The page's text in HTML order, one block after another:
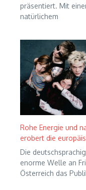
präsentiert. Mit
natürlichem
Rohe Energie und
erobert die
Die
enorme Welle an
Österreich das